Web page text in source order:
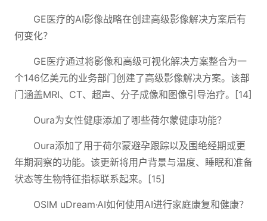
GE医疗的AI影像战略在创建高级影像解决方案后有
何变化？
GE医疗通过将影像和高级可视化解决方案整合为一
个146亿美元的业务部门创建了高级影像解决方案。该部
门涵盖MRI、CT、超声、分子成像和图像引导治疗。[14]
Oura为女性健康添加了哪些荷尔蒙健康功能？
Oura添加了用于荷尔蒙避孕跟踪以及围绝经期或更
年期洞察的功能。该更新将用户背景与温度、睡眠和准备
状态等生物特征指标联系起来。[15]
OSIM uDream·AI如何使用AI进行家庭康复和健康？